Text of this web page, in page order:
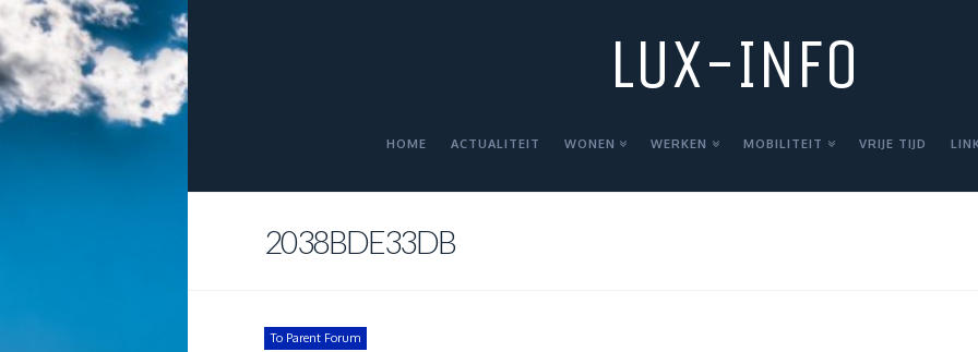
LUX-INFO
HOME ACTUALITEIT WONEN WERKEN MOBILITEIT VRIJE TIJD
2038BDE33DB
To Parent Forum